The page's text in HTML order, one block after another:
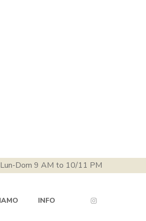
Lun-Dom 9 AM to 10/11 PM
INFO